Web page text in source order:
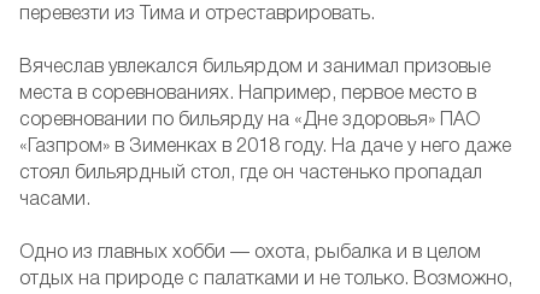
перевезти из Тима и отреставрировать.
Вячеслав увлекался бильярдом и занимал призовые
места в соревнованиях. Например, первое место в
соревновании по бильярду на «Дне здоровья» ПАО
«Газпром» в Зименках в 2018 году. На даче у него даже
стоял бильярдный стол, где он частенько пропадал
часами.
Одно из главных хобби — охота, рыбалка и в целом
отдых на природе с палатками и не только. Возможно,